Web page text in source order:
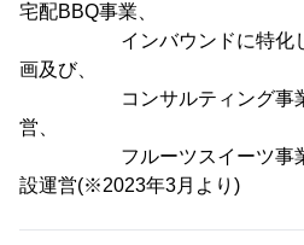
宅配BBQ事業、
インバウンドに特化した
画及び、
コンサルティング事業・
営、
フルーツスイーツ事業運
設運営(※2023年3月より)